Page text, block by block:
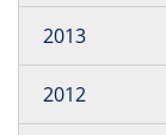
2013
2012